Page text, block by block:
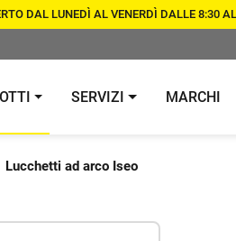
DAL LUNEDÌ AL VENERDÌ DALLE 8:30
SERVIZI MARCHI
Lucchetti ad arco Iseo